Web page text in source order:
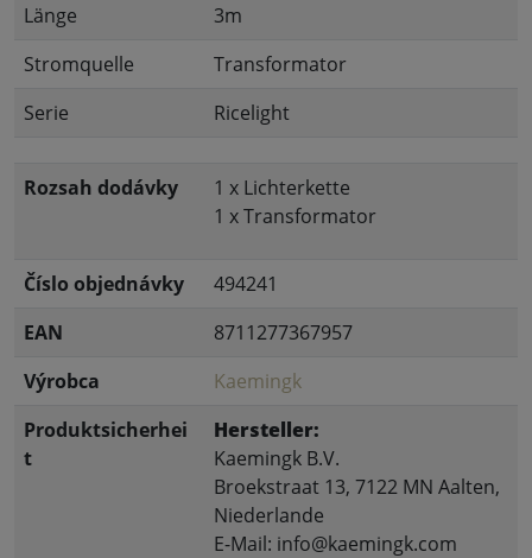
Länge
3m
Stromquelle
Transformator
Serie
Ricelight
Rozsah dodávky
1 x Lichterkette
1 x Transformator
Číslo objednávky
494241
EAN
8711277367957
Výrobca
Kaemingk
Produktsicherhei
t
Hersteller:
Kaemingk B.V.
Broekstraat 13, 7122 MN Aalten,
Niederlande
E-Mail: info@kaemingk.com